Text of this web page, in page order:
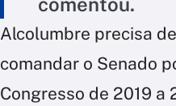
Alcolumbre precisa
comandar o Senado
Congresso de 2019 a